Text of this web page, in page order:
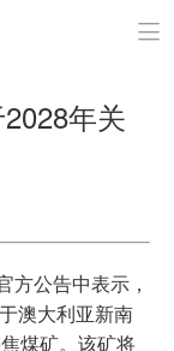

年关
方公告中表示，
澳大利亚新南
煤矿。该矿将